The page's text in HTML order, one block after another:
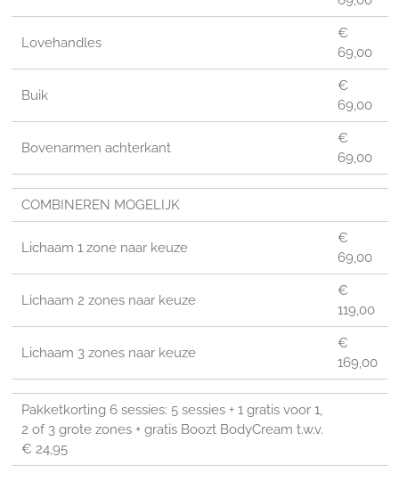
Lovehandles
€
69,00
Buik
€
69,00
Bovenarmen achterkant
€
69,00
COMBINEREN MOGELIJK
Lichaam 1 zone naar keuze
€
69,00
Lichaam 2 zones naar keuze
€
119,00
Lichaam 3 zones naar keuze
€
169,00
Pakketkorting 6 sessies: 5 sessies + 1 gratis voor 1,
2 of 3 grote zones + gratis Boozt BodyCream t.w.v.
€ 24,95